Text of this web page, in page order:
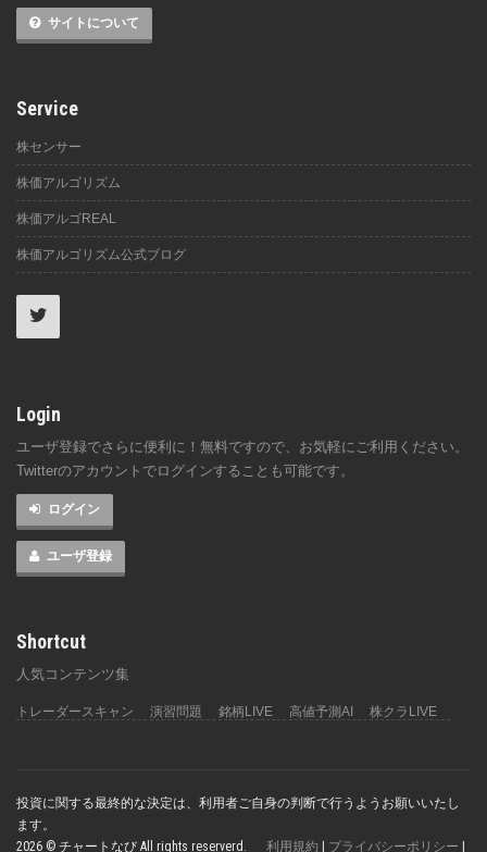
サイトについて
Service
株センサー
株価アルゴリズム
株価アルゴREAL
株価アルゴリズム公式ブログ
Login
ユーザ登録でさらに便利に！無料ですので、お気軽にご利用ください。
Twitterのアカウントでログインすることも可能です。
ログイン
ユーザ登録
Shortcut
人気コンテンツ集
トレーダースキャン 演習問題 銘柄LIVE 高値予測AI 株クラLIVE
投資に関する最終的な決定は、利用者ご自身の判断で行うようお願いいたし
ます。
2026 © チャートなび All rights reserverd. 利用規約 プライバシーポリシー